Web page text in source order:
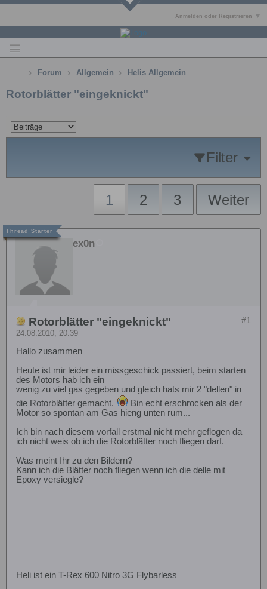
Anmelden oder Registrieren
Forum Allgemein Helis Allgemein
Rotorblätter "eingeknickt"
Filter
1 2 3 Weiter
ex0n
#1
Rotorblätter "eingeknickt"
24.08.2010, 20:39
Hallo zusammen
Heute ist mir leider ein missgeschick passiert, beim starten
des Motors hab ich ein
wenig zu viel gas gegeben und gleich hats mir 2 "dellen" in
die Rotorblätter gemacht.
Bin echt erschrocken als der
Motor so spontan am Gas hieng unten rum...
Ich bin nach diesem vorfall erstmal nicht mehr geflogen da
ich nicht weis ob ich die Rotorblätter noch fliegen darf.
Was meint Ihr zu den Bildern?
Kann ich die Blätter noch fliegen wenn ich die delle mit
Epoxy versiegle?
Heli ist ein T-Rex 600 Nitro 3G Flybarless